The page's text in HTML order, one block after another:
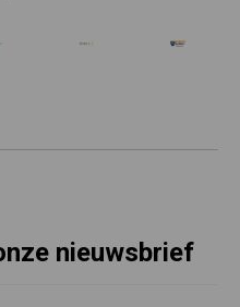
nieuwsbrief